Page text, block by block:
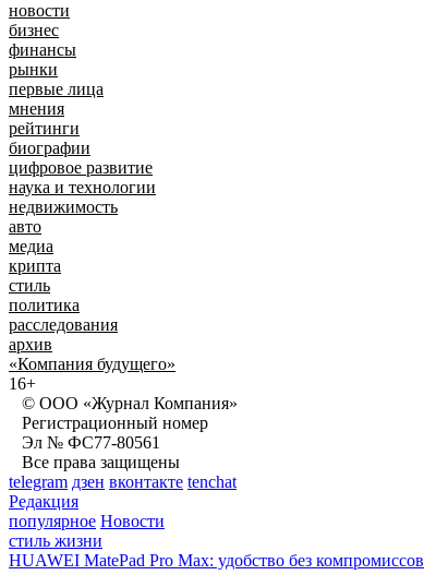
новости
бизнес
финансы
рынки
первые лица
мнения
рейтинги
биографии
цифровое развитие
наука и технологии
недвижимость
авто
медиа
крипта
стиль
политика
расследования
архив
«Компания будущего»
16+
© ООО «Журнал Компания»
Регистрационный номер
Эл № ФС77-80561
Все права защищены
telegram дзен вконтакте tenchat
Редакция
популярное Новости
стиль жизни
HUAWEI MatePad Pro Max: удобство без компромиссов